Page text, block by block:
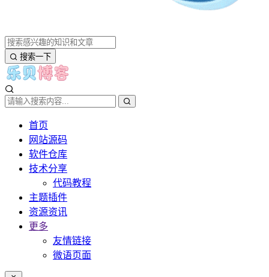
搜索一下
首页
网站源码
软件仓库
技术分享
代码教程
主题插件
资源资讯
更多
友情链接
微语页面